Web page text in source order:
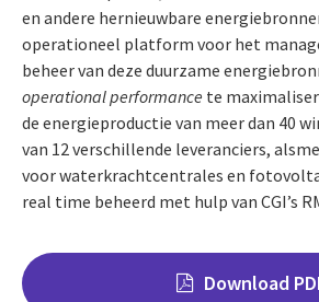
en andere hernieuwbare
operationeel platform voor het
beheer van deze duurzame
operational performance te
de energieproductie van meer dan 40
van 12 verschillende leveranciers,
voor waterkrachtcentrales en
real time beheerd met hulp van CGI’s
Download